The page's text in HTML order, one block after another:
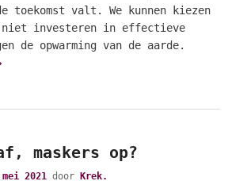
toekomst valt. We kunnen kiezen
niet investeren in effectieve
de opwarming van de aarde.
maskers op?
2021 door Krek.